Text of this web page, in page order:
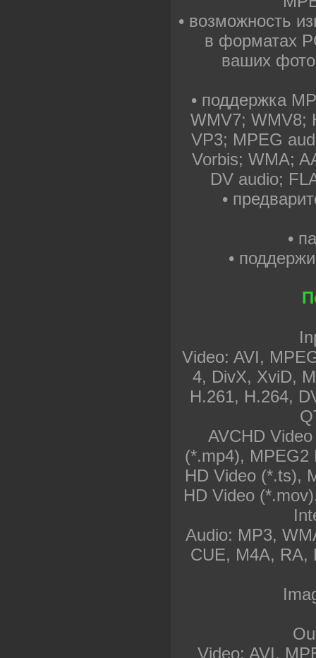
• возможность
в форматах
ваших
• поддержка
WMV7; WMV8;
VP3; MPEG
Vorbis; WMA;
DV audio;
•
•
•
Video: AVI,
4, DivX, XviD,
H.261, H.264,
AVCHD
(*.mp4), MPEG2
HD Video (*.ts),
HD Video
Audio: MP3,
CUE, M4A, RA,
Video: AVI,